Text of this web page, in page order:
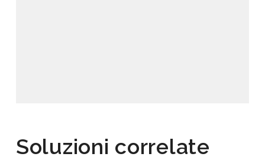
Soluzioni correlate